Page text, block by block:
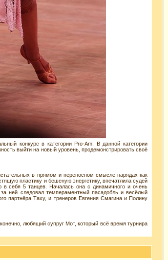
конкурс в категории Pro-Am. В данной категории
выйти на новый уровень, продемонстрировать своё
в прямом и переносном смысле нарядах как
пластику и бешеную энергетику, впечатлила судей
в себя 5 танцев. Началась она с динамичного и очень
ней следовал темпераментный пасадобль и весёлый
партнёра Таху, и тренеров Евгения Смагина и Полину
любящий супруг Мот, который всё время турнира